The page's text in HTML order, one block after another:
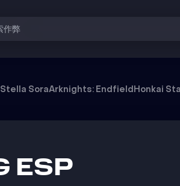
作弊
Stella SoraArknights: EndfieldHonkai
ESP